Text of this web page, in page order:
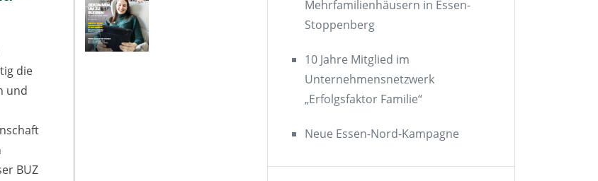
die
und
BUZ
Mehrfamilienhäusern in Essen-
Stoppenberg
10 Jahre Mitglied im
Unternehmensnetzwerk
„Erfolgsfaktor Familie“
Neue Essen-Nord-Kampagne